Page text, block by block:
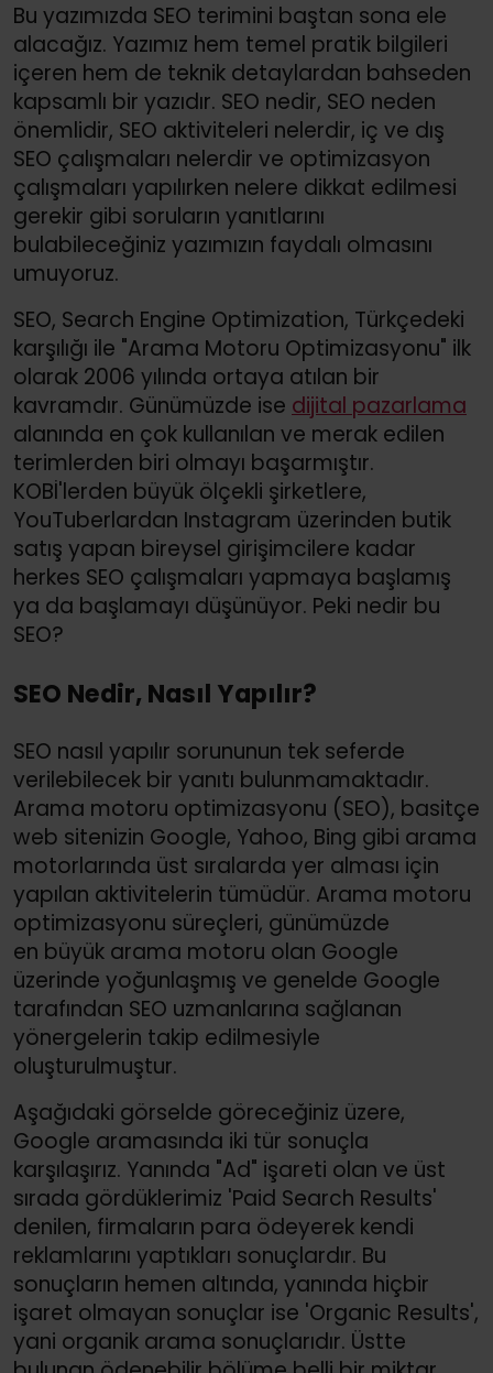
Bu yazımızda SEO terimini baştan sona ele
alacağız. Yazımız hem temel pratik bilgileri
içeren hem de teknik detaylardan bahseden
kapsamlı bir yazıdır. SEO nedir, SEO neden
önemlidir, SEO aktiviteleri nelerdir, iç ve dış
SEO çalışmaları nelerdir ve optimizasyon
çalışmaları yapılırken nelere dikkat edilmesi
gerekir gibi soruların yanıtlarını
bulabileceğiniz yazımızın faydalı olmasını
umuyoruz.
SEO, Search Engine Optimization, Türkçedeki
karşılığı ile "Arama Motoru Optimizasyonu" ilk
olarak 2006 yılında ortaya atılan bir
kavramdır. Günümüzde ise dijital pazarlama
alanında en çok kullanılan ve merak edilen
terimlerden biri olmayı başarmıştır.
KOBİ'lerden büyük ölçekli şirketlere,
YouTuberlardan Instagram üzerinden butik
satış yapan bireysel girişimcilere kadar
herkes SEO çalışmaları yapmaya başlamış
ya da başlamayı düşünüyor. Peki nedir bu
SEO?
SEO Nedir, Nasıl Yapılır?
SEO nasıl yapılır sorununun tek seferde
verilebilecek bir yanıtı bulunmamaktadır.
Arama motoru optimizasyonu (SEO), basitçe
web sitenizin Google, Yahoo, Bing gibi arama
motorlarında üst sıralarda yer alması için
yapılan aktivitelerin tümüdür. Arama motoru
optimizasyonu süreçleri, günümüzde
en büyük arama motoru olan Google
üzerinde yoğunlaşmış ve genelde Google
tarafından SEO uzmanlarına sağlanan
yönergelerin takip edilmesiyle
oluşturulmuştur.
Aşağıdaki görselde göreceğiniz üzere,
Google aramasında iki tür sonuçla
karşılaşırız. Yanında "Ad" işareti olan ve üst
sırada gördüklerimiz 'Paid Search Results'
denilen, firmaların para ödeyerek kendi
reklamlarını yaptıkları sonuçlardır. Bu
sonuçların hemen altında, yanında hiçbir
işaret olmayan sonuçlar ise 'Organic Results',
yani organik arama sonuçlarıdır. Üstte